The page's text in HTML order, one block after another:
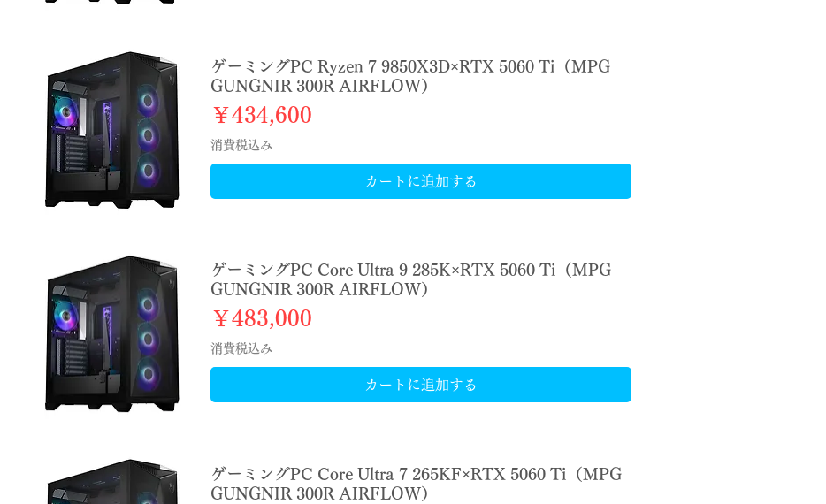
ゲーミングPC Ryzen 7 9850X3D×RTX 5060 Ti（MPG
GUNGNIR 300R AIRFLOW）
価格
￥434,600
消費税込み
カートに追加する
ゲーミングPC Core Ultra 9 285K×RTX 5060 Ti（MPG
GUNGNIR 300R AIRFLOW）
価格
￥483,000
消費税込み
カートに追加する
ゲーミングPC Core Ultra 7 265KF×RTX 5060 Ti（MPG
GUNGNIR 300R AIRFLOW）